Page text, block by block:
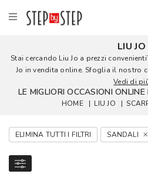
LIU JO
Stai cercando Liu Jo a prezzi
Jo in vendita online. Sfoglia il nostro
Vedi di
LE MIGLIORI OCCASIONI
HOME | LIU JO |
ELIMINA TUTTI I FILTRI SANDALI